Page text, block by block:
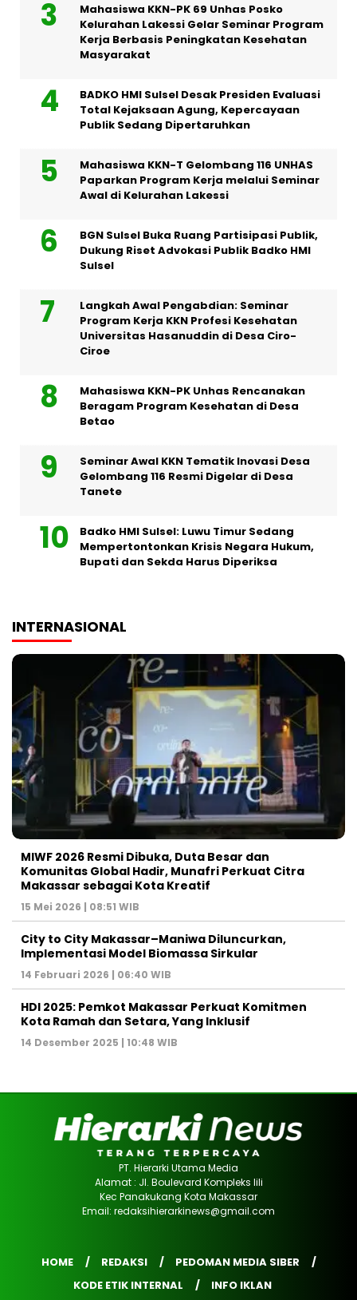
Mahasiswa KKN-PK 69 Unhas Posko
Kelurahan Lakessi Gelar Seminar Program
Kerja Berbasis Peningkatan Kesehatan
Masyarakat
BADKO HMI Sulsel Desak Presiden Evaluasi
Total Kejaksaan Agung, Kepercayaan
Publik Sedang Dipertaruhkan
Mahasiswa KKN-T Gelombang 116 UNHAS
Paparkan Program Kerja melalui Seminar
Awal di Kelurahan Lakessi
BGN Sulsel Buka Ruang Partisipasi Publik,
Dukung Riset Advokasi Publik Badko HMI
Sulsel
Langkah Awal Pengabdian: Seminar
Program Kerja KKN Profesi Kesehatan
Universitas Hasanuddin di Desa Ciro-
Ciroe
Mahasiswa KKN-PK Unhas Rencanakan
Beragam Program Kesehatan di Desa
Betao
Seminar Awal KKN Tematik Inovasi Desa
Gelombang 116 Resmi Digelar di Desa
Tanete
Badko HMI Sulsel: Luwu Timur Sedang
Mempertontonkan Krisis Negara Hukum,
Bupati dan Sekda Harus Diperiksa
INTERNASIONAL
MIWF 2026 Resmi Dibuka, Duta Besar dan
Komunitas Global Hadir, Munafri Perkuat Citra
Makassar sebagai Kota Kreatif
15 Mei 2026 | 08:51 WIB
City to City Makassar–Maniwa Diluncurkan,
Implementasi Model Biomassa Sirkular
14 Februari 2026 | 06:40 WIB
HDI 2025: Pemkot Makassar Perkuat Komitmen
Kota Ramah dan Setara, Yang Inklusif
14 Desember 2025 | 10:48 WIB
PT. Hierarki Utama Media
Alamat : Jl. Boulevard Kompleks lili
Kec Panakukang Kota Makassar
Email: redaksihierarkinews@gmail.com
HOME REDAKSI
PEDOMAN MEDIA SIBER
KODE ETIK INTERNAL
INFO IKLAN